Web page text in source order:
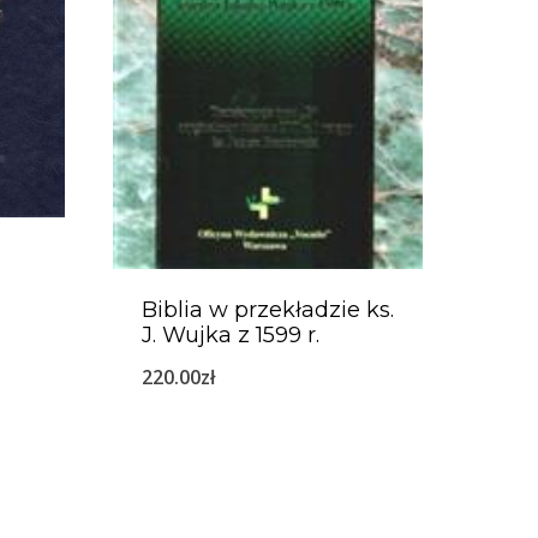
Biblia w przekładzie ks.
J. Wujka z 1599 r.
220.00zł